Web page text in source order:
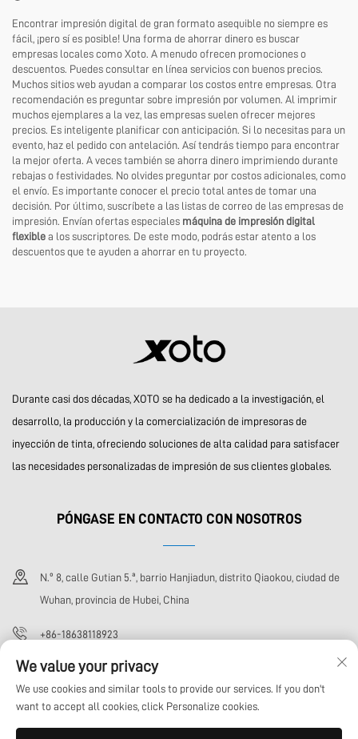
Encontrar impresión digital de gran formato asequible no siempre es
fácil, ¡pero sí es posible! Una forma de ahorrar dinero es buscar
empresas locales como Xoto. A menudo ofrecen promociones o
descuentos. Puedes consultar en línea servicios con buenos precios.
Muchos sitios web ayudan a comparar los costos entre empresas. Otra
recomendación es preguntar sobre impresión por volumen. Al imprimir
muchos ejemplares a la vez, las empresas suelen ofrecer mejores
precios. Es inteligente planificar con anticipación. Si lo necesitas para un
evento, haz el pedido con antelación. Así tendrás tiempo para encontrar
la mejor oferta. A veces también se ahorra dinero imprimiendo durante
rebajas o festividades. No olvides preguntar por costos adicionales, como
el envío. Es importante conocer el precio total antes de tomar una
decisión. Por último, suscríbete a las listas de correo de las empresas de
impresión. Envían ofertas especiales máquina de impresión digital
flexible a los suscriptores. De este modo, podrás estar atento a los
descuentos que te ayuden a ahorrar en tu proyecto.
Durante casi dos décadas, XOTO se ha dedicado a la investigación, el
desarrollo, la producción y la comercialización de impresoras de
inyección de tinta, ofreciendo soluciones de alta calidad para satisfacer
las necesidades personalizadas de impresión de sus clientes globales.
PÓNGASE EN CONTACTO CON NOSOTROS
N.º 8, calle Gutian 5.ª, barrio Hanjiadun, distrito Qiaokou, ciudad de
Wuhan, provincia de Hubei, China
+86-18638118923
[email protected]
Derechos de autor © Wuhan Xoto Technology Co., Ltd. Todos los derechos
We value your privacy
We use cookies and similar tools to provide our services. If you don't
want to accept all cookies, click Personalize cookies.